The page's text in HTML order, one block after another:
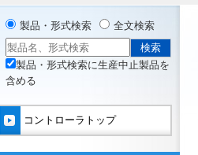
製品・形式検索 全文検索
製品・形式検索に生産中止製品を
含める
コントローラトップ